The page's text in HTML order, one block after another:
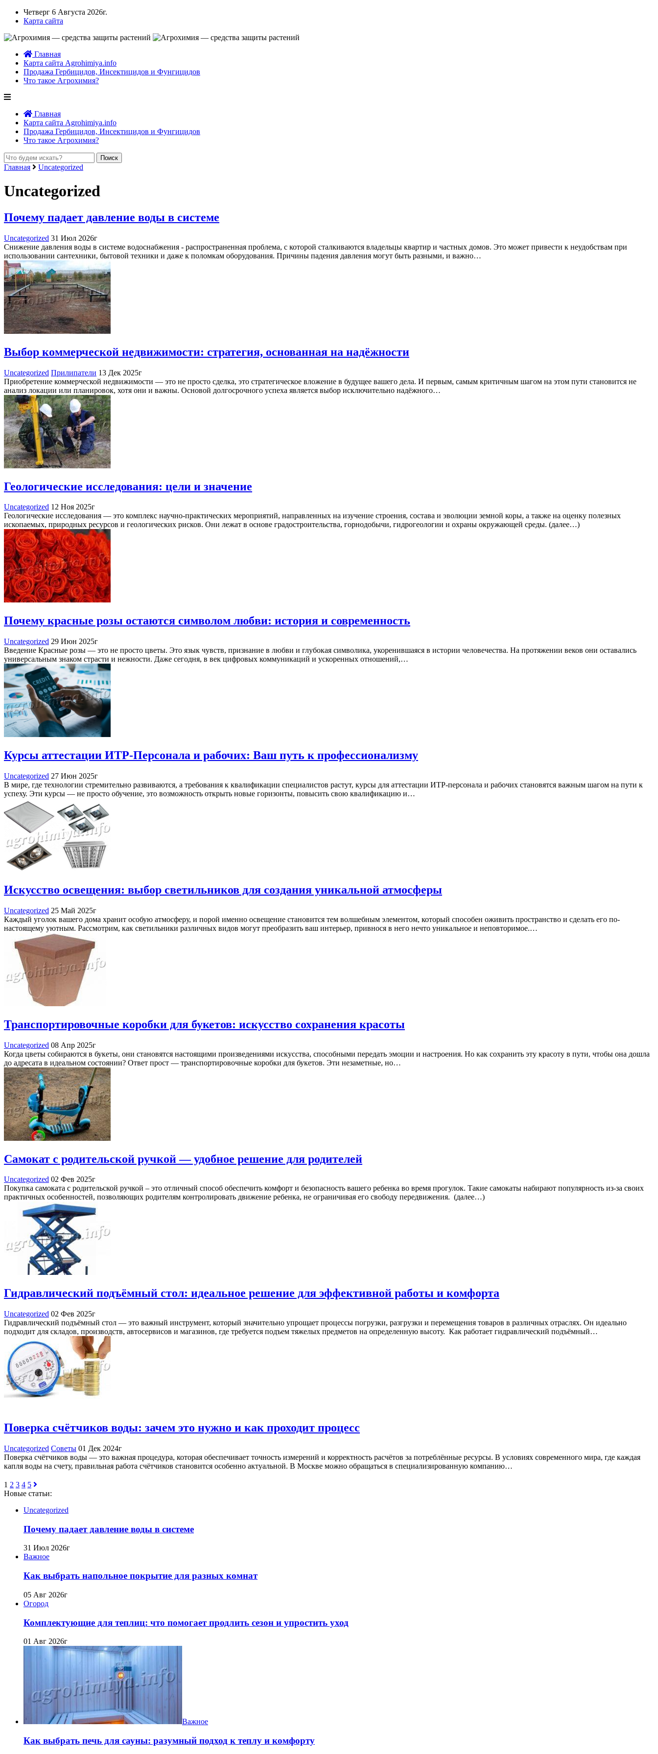
Четверг 6 Августа 2026г.
Карта сайта
Главная
Карта сайта Agrohimiya.info
Продажа Гербицидов, Инсектицидов и Фунгицидов
Что такое Агрохимия?
Главная
Карта сайта Agrohimiya.info
Продажа Гербицидов, Инсектицидов и Фунгицидов
Что такое Агрохимия?
Главная Uncategorized
Uncategorized
Почему падает давление воды в системе
Uncategorized 31 Июл 2026г
Снижение давления воды в системе водоснабжения - распространенная проблема, с которой сталкиваются владельцы квартир и частных домов. Это может привести к неудобствам при
использовании сантехники, бытовой техники и даже к поломкам оборудования. Причины падения давления могут быть разными, и важно…
Выбор коммерческой недвижимости: стратегия, основанная на надёжности
Uncategorized Прилипатели 13 Дек 2025г
Приобретение коммерческой недвижимости — это не просто сделка, это стратегическое вложение в будущее вашего дела. И первым, самым критичным шагом на этом пути становится не
анализ локации или планировок, хотя они и важны. Основой долгосрочного успеха является выбор исключительно надёжного…
Геологические исследования: цели и значение
Uncategorized 12 Ноя 2025г
Геологические исследования — это комплекс научно-практических мероприятий, направленных на изучение строения, состава и эволюции земной коры, а также на оценку полезных
ископаемых, природных ресурсов и геологических рисков. Они лежат в основе градостроительства, горнодобычи, гидрогеологии и охраны окружающей среды. (далее…)
Почему красные розы остаются символом любви: история и современность
Uncategorized 29 Июн 2025г
Введение Красные розы — это не просто цветы. Это язык чувств, признание в любви и глубокая символика, укоренившаяся в истории человечества. На протяжении веков они оставались
универсальным знаком страсти и нежности. Даже сегодня, в век цифровых коммуникаций и ускоренных отношений,…
Курсы аттестации ИТР-Персонала и рабочих: Ваш путь к профессионализму
Uncategorized 27 Июн 2025г
В мире, где технологии стремительно развиваются, а требования к квалификации специалистов растут, курсы для аттестации ИТР-персонала и рабочих становятся важным шагом на пути к
успеху. Эти курсы — не просто обучение, это возможность открыть новые горизонты, повысить свою квалификацию и…
Искусство освещения: выбор светильников для создания уникальной атмосферы
Uncategorized 25 Май 2025г
Каждый уголок вашего дома хранит особую атмосферу, и порой именно освещение становится тем волшебным элементом, который способен оживить пространство и сделать его по-
настоящему уютным. Рассмотрим, как светильники различных видов могут преобразить ваш интерьер, привнося в него нечто уникальное и неповторимое.…
Транспортировочные коробки для букетов: искусство сохранения красоты
Uncategorized 08 Апр 2025г
Когда цветы собираются в букеты, они становятся настоящими произведениями искусства, способными передать эмоции и настроения. Но как сохранить эту красоту в пути, чтобы она дошла
до адресата в идеальном состоянии? Ответ прост — транспортировочные коробки для букетов. Эти незаметные, но…
Самокат с родительской ручкой — удобное решение для родителей
Uncategorized 02 Фев 2025г
Покупка самоката с родительской ручкой – это отличный способ обеспечить комфорт и безопасность вашего ребенка во время прогулок. Такие самокаты набирают популярность из-за своих
практичных особенностей, позволяющих родителям контролировать движение ребенка, не ограничивая его свободу передвижения. (далее…)
Гидравлический подъёмный стол: идеальное решение для эффективной работы и комфорта
Uncategorized 02 Фев 2025г
Гидравлический подъёмный стол — это важный инструмент, который значительно упрощает процессы погрузки, разгрузки и перемещения товаров в различных отраслях. Он идеально
подходит для складов, производств, автосервисов и магазинов, где требуется подъем тяжелых предметов на определенную высоту. Как работает гидравлический подъёмный…
Поверка счётчиков воды: зачем это нужно и как проходит процесс
Uncategorized Советы 01 Дек 2024г
Поверка счётчиков воды — это важная процедура, которая обеспечивает точность измерений и корректность расчётов за потреблённые ресурсы. В условиях современного мира, где каждая
капля воды на счету, правильная работа счётчиков становится особенно актуальной. В Москве можно обращаться в специализированную компанию…
1 2 3 4 5
Новые статьи:
Uncategorized
Почему падает давление воды в системе
31 Июл 2026г
Важное
Как выбрать напольное покрытие для разных комнат
05 Авг 2026г
Огород
Комплектующие для теплиц: что помогает продлить сезон и упростить уход
01 Авг 2026г
Важное
Как выбрать печь для сауны: разумный подход к теплу и комфорту